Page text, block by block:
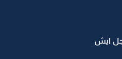
ايش